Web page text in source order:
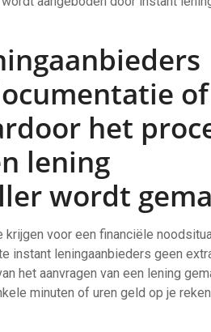
of
het
lening
wordt
voor een financiële
instant leningaanbieders geen
het aanvragen van een lening
minuten of uren geld op je